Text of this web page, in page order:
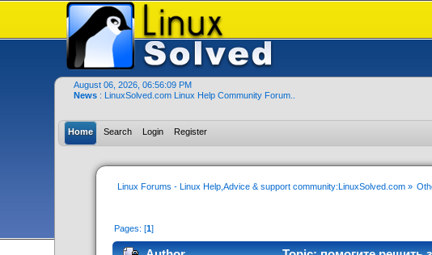
August 06, 2026, 06:56:09 PM
News : LinuxSolved.com Linux Help Community Forum..
Home Search Login Register
Linux Forums - Linux Help,Advice & support community:LinuxSolved.com»
Pages: [1]